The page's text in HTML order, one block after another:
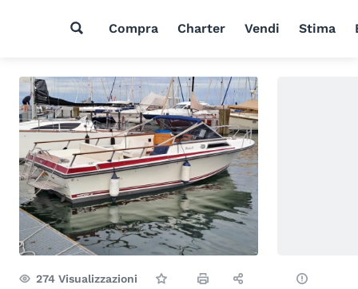
Compra Charter Vendi Stima
274 Visualizzazioni